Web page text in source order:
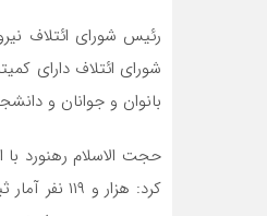
رئیس شورای ائتلاف
شورای ائتلاف دارای
بانوان و جوانان و